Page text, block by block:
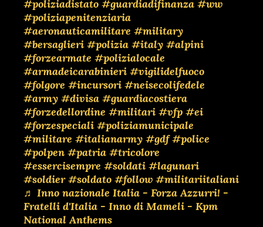
#poliziadistato #guardiadifinanza #ww
#poliziapenitenziaria
#aeronauticamilitare #military
#bersaglieri #polizia #italy #alpini
#forzearmate #polizialocale
#armadeicarabinieri #vigilidelfuoco
#folgore #incursori #neisecolifedele
#army #divisa #guardiacostiera
#forzedellordine #militari #vfp #ei
#forzespeciali #poliziamunicipale
#militare #italianarmy #gdf #police
#polpen #patria #tricolore
#essercisempre #soldati #lagunari
#soldier #soldato #follow #militariitaliani
♬ Inno nazionale Italia - Forza Azzurri! -
Fratelli d'Italia - Inno di Mameli - Kpm
National Anthems